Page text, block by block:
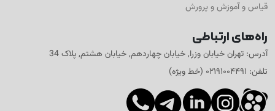
قیاس و آموزش و پرورش
راه‌های ارتباطی
آدرس: تهران خیابان وزرا, خیابان چهاردهم, خیابان هشتم, پلاک 34
تلفن: ۰۲۱۹۱۰۰۴۴۹۱ (خط ویژه)